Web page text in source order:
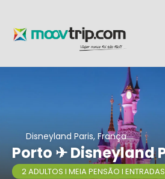
Disneyland Paris, França
Porto ✈ Disneyland
2 ADULTOS I MEIA PENSÃO I